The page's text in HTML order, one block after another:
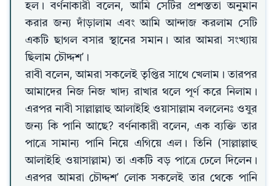
হল। বর্ণনাকারী বলেন, আমি সেটির প্রশস্ততা অনুমান
করার জন্য দাঁড়ালাম এবং আমি আন্দাজ করলাম সেটি
একটি ছাগল বসার স্থানের সমান। আর আমরা সংখ্যায়
ছিলাম চৌদ্দশ’।
রাবী বলেন, আমরা সকলেই তৃপ্তির সাথে খেলাম। তারপর
আমাদের নিজ নিজ খাদ্য রাখার থলে পূর্ণ করে নিলাম।
এরপর নাবী সাল্লাল্লাহু আলাইহি ওয়াসাল্লাম বললেনঃ ওযুর
জন্য কি পানি আছে? বর্ণনাকারী বলেন, এক ব্যক্তি তার
পাত্রে সামান্য পানি নিয়ে এগিয়ে এল। তিনি (সাল্লাল্লাহু
আলাইহি ওয়াসাল্লাম) তা একটি বড় পাত্রে ঢেলে দিলেন।
এরপর আমরা চৌদ্দশ’ লোক সকলেই তার থেকে পানি